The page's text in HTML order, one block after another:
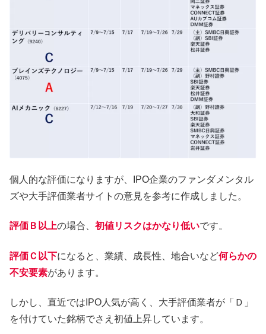
個人的な評価になりますが、IPO企業のファンダメンタル
ズや大手評価業者サイトの意見を参考に作成しました。
評価Ｂ以上の場合、 初値リスクはかなり低いです。
評価Ｃ以下になると、業績、成長性、地合いなど何らかの
不安要素があります。
しかし、直近ではIPO人気が高く、大手評価業者が「Ｄ」
を付けていた銘柄でさえ初値上昇しています。